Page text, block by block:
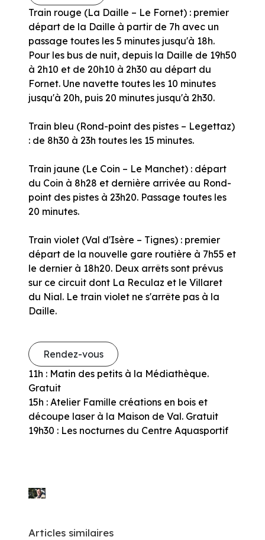
Train rouge (La Daille – Le Fornet) : premier
départ de la Daille à partir de 7h avec un
passage toutes les 5 minutes jusqu'à 18h.
Pour les bus de nuit, depuis la Daille de 19h50
à 2h10 et de 20h10 à 2h30 au départ du
Fornet. Une navette toutes les 10 minutes
jusqu'à 20h, puis 20 minutes jusqu'à 2h30.
Train bleu (Rond-point des pistes – Legettaz)
: de 8h30 à 23h toutes les 15 minutes.
Train jaune (Le Coin – Le Manchet) : départ
du Coin à 8h28 et dernière arrivée au Rond-
point des pistes à 23h20. Passage toutes les
20 minutes.
Train violet (Val d'Isère – Tignes) : premier
départ de la nouvelle gare routière à 7h55 et
le dernier à 18h20. Deux arrêts sont prévus
sur ce circuit dont La Reculaz et le Villaret
du Nial. Le train violet ne s'arrête pas à la
Daille.
Rendez-vous
11h : Matin des petits à la Médiathèque.
Gratuit
15h : Atelier Famille créations en bois et
découpe laser à la Maison de Val. Gratuit
19h30 : Les nocturnes du Centre Aquasportif
Articles similaires